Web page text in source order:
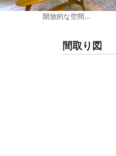
開放的な空間...
間取り図